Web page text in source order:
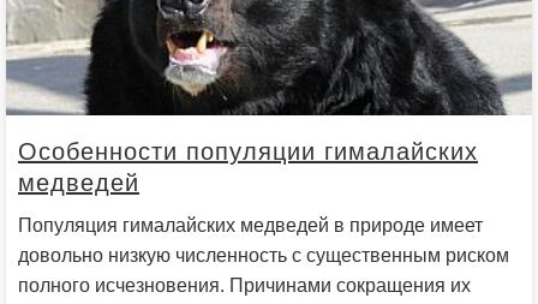
Особенности популяции гималайских
медведей
Популяция гималайских медведей в природе имеет
довольно низкую численность с существенным риском
полного исчезновения. Причинами сокращения их